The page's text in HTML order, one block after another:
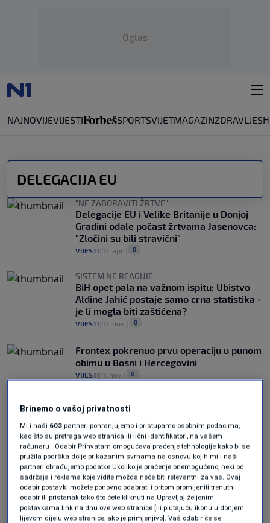
Oglas
NAJNOVIJEVIJESTI SPORTSVIJETMAGAZINZDRAVLJE
DELEGACIJA EU
"NE ZABORAVITI ŽRTVE"
Delegacije EU i Velike Britanije u Donjoj
Gradini odale počast žrtvama Jasenovca:
"Zločini su bili stravični"
VIJESTI 17. apr. 0
SISTEM NE REAGUJE
BiH opet pala na važnom ispitu: Ubistvo
Aldine Jahić postaje samo crna statistika -
je li mogla biti zaštićena?
VIJESTI 17. nov. 0
Frontex pokrenuo prvu operaciju u punom
obimu u Bosni i Hercegovini
VIJESTI 1. nov. 0
Oglas
Brinemo o vašoj privatnosti
Mi i naši 603 partneri pohranjujemo i pristupamo osobnim podacima,
kao što su pretraga web stranica ili lični identifikatori, na vašem
računaru . Odabir Prihvatam omogućava praćenje tehnologije kako bi se
pružila podrška dolje prikazanim svrhama na osnovu kojih mi i naši
partneri obrađujemo podatke Ukoliko je praćenje onemogućeno, neki od
sadržaja i reklama koje vidite možda neće biti relevantni za vas. Ovaj
odabir postavki možete ponovno odabrati i pritom promijeniti trenutni
odabir ili pristanak tako što ćete kliknuti na Upravljaj željenim
postavkama link na dnu ove web stranice [ili plutajuću ikonu u donjem
lijevom dijelu web stranice, ako je primjenjivo]. Vaš odabir će se